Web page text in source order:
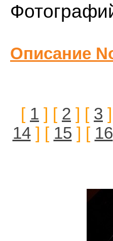
Описание
[ 1 ] [ 2 ] [ 3
14] [ 15 ] [ 16